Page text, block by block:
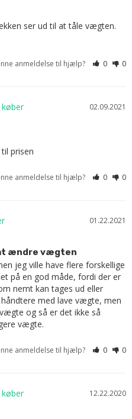
ser ud til at tåle vægten.
anmeldelse til hjælp? 0 0
02.09.2021
prisen
anmeldelse til hjælp? 0 0
01.22.2021
ændre vægten
jeg ville have flere forskellige
på en god måde, fordi der er
nemt kan tages ud eller
med lave vægte, men
og så er det ikke så
vægte.
anmeldelse til hjælp? 0 0
12.22.2020